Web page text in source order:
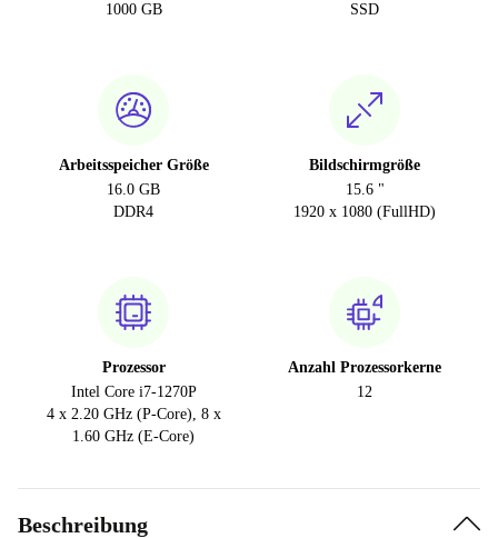
1000 GB
SSD
Arbeitsspeicher Größe
16.0 GB
DDR4
Bildschirmgröße
15.6 "
1920 x 1080 (FullHD)
Prozessor
Intel Core i7-1270P
4 x 2.20 GHz (P-Core), 8 x
1.60 GHz (E-Core)
Anzahl Prozessorkerne
12
Beschreibung